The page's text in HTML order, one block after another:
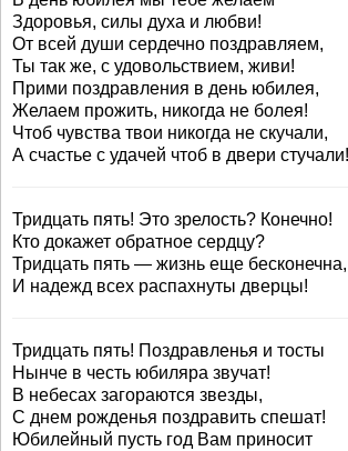
Здоровья, силы духа и любви!
От всей души сердечно поздравляем,
Ты так же, с удовольствием, живи!
Прими поздравления в день юбилея,
Желаем прожить, никогда не болея!
Чтоб чувства твои никогда не скучали,
А счастье с удачей чтоб в двери стучали!
Тридцать пять! Это зрелость? Конечно!
Кто докажет обратное сердцу?
Тридцать пять — жизнь еще бесконечна,
И надежд всех распахнуты дверцы!
Тридцать пять! Поздравленья и тосты
Нынче в честь юбиляра звучат!
В небесах загораются звезды,
С днем рожденья поздравить спешат!
Юбилейный пусть год Вам приносит